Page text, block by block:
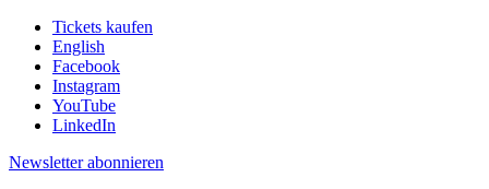
Tickets kaufen
English
Facebook
Instagram
YouTube
LinkedIn
Newsletter abonnieren